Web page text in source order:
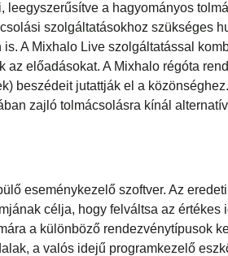
leegyszerűsítve a hagyományos
szolgáltatásokhoz szükséges
A Mixhalo Live szolgáltatással
előadásokat. A Mixhalo régóta
beszédeit jutattják el a
zajló tolmácsolásra kínál alternatív
eseménykezelő szoftver. Az
célja, hogy felváltsa az értékes
a különböző rendezvénytípusok
a valós idejű programkezelő